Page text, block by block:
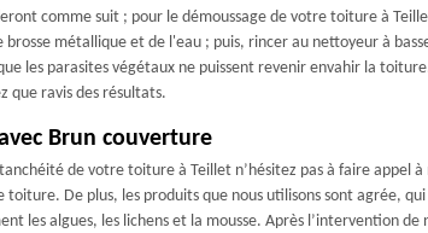
comme suit ; pour le démoussage de votre toiture à
brosse métallique et de l'eau ; puis, rincer au nettoyeur à
les parasites végétaux ne puissent revenir envahir la
que ravis des résultats.
Brun couverture
de votre toiture à Teillet n’hésitez pas à faire
toiture. De plus, les produits que nous utilisons sont agrée,
les algues, les lichens et la mousse. Après l’intervention